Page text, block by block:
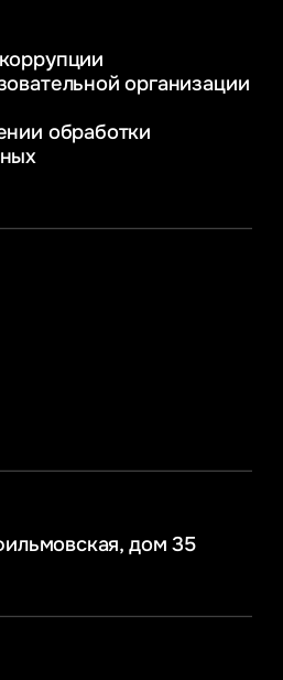
развитием
в бизнесе
процессов
ресурсами
организации
обработки
дом 35